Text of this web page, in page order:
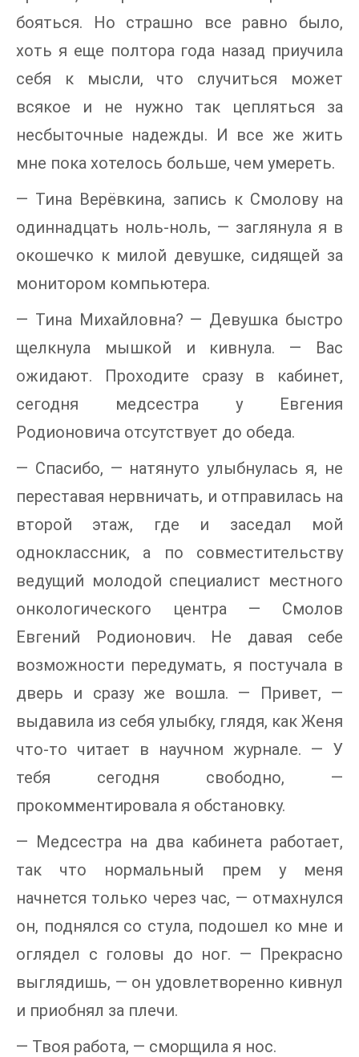
бояться. Но страшно все равно было,
хоть я еще полтора года назад приучила
себя к мысли, что случиться может
всякое и не нужно так цепляться за
несбыточные надежды. И все же жить
мне пока хотелось больше, чем умереть.
— Тина Верёвкина, запись к Смолову на
одиннадцать ноль-ноль, — заглянула я в
окошечко к милой девушке, сидящей за
монитором компьютера.
— Тина Михайловна? — Девушка быстро
щелкнула мышкой и кивнула. — Вас
ожидают. Проходите сразу в кабинет,
сегодня медсестра у Евгения
Родионовича отсутствует до обеда.
— Спасибо, — натянуто улыбнулась я, не
переставая нервничать, и отправилась на
второй этаж, где и заседал мой
одноклассник, а по совместительству
ведущий молодой специалист местного
онкологического центра — Смолов
Евгений Родионович. Не давая себе
возможности передумать, я постучала в
дверь и сразу же вошла. — Привет, —
выдавила из себя улыбку, глядя, как Женя
что-то читает в научном журнале. — У
тебя сегодня свободно, —
прокомментировала я обстановку.
— Медсестра на два кабинета работает,
так что нормальный прем у меня
начнется только через час, — отмахнулся
он, поднялся со стула, подошел ко мне и
оглядел с головы до ног. — Прекрасно
выглядишь, — он удовлетворенно кивнул
и приобнял за плечи.
— Твоя работа, — сморщила я нос.